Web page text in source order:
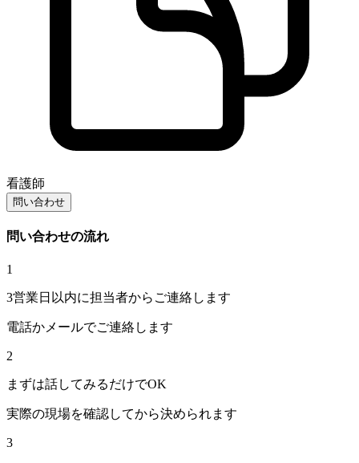
看護師
問い合わせ
問い合わせの流れ
1
3営業日以内に担当者からご連絡します
電話かメールでご連絡します
2
まずは話してみるだけでOK
実際の現場を確認してから決められます
3